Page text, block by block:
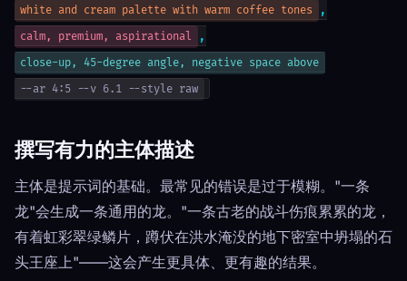
white and cream palette with warm coffee tones ,
calm, premium, aspirational ,
close-up, 45-degree angle, negative space above
--ar 4:5 --v 6.1 --style raw
撰写有力的主体描述
主体是提示词的基础。最常见的错误是过于模糊。"一条
龙"会生成一条通用的龙。"一条古老的战斗伤痕累累的龙，
有着虹彩翠绿鳞片，蹲伏在洪水淹没的地下密室中坍塌的石
头王座上"——这会产生更具体、更有趣的结果。